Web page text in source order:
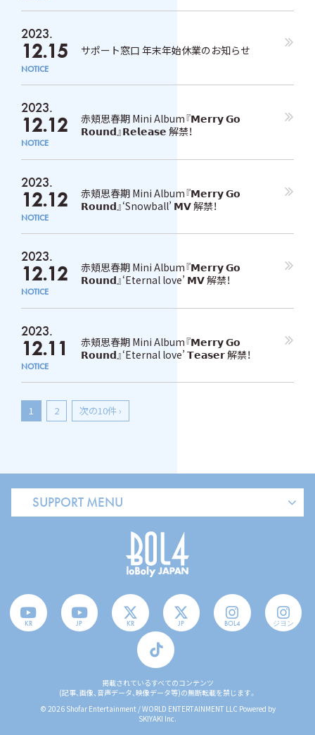
2023.
12.15
NOTICE
サポート窓口 年末年始休業のお知らせ
2023.
12.12
NOTICE
赤頬思春期 Mini Album『𝗠𝗲𝗿𝗿𝘆 𝗚𝗼
𝗥𝗼𝘂𝗻𝗱』𝗥𝗲𝗹𝗲𝗮𝘀𝗲 解禁！
2023.
12.12
NOTICE
赤頬思春期 Mini Album『𝗠𝗲𝗿𝗿𝘆 𝗚𝗼
𝗥𝗼𝘂𝗻𝗱』‘Snowball’ 𝗠𝗩 解禁！
2023.
12.12
NOTICE
赤頬思春期 Mini Album『𝗠𝗲𝗿𝗿𝘆 𝗚𝗼
𝗥𝗼𝘂𝗻𝗱』‘Eternal love’ 𝗠𝗩 解禁！
2023.
12.11
NOTICE
赤頬思春期 Mini Album『𝗠𝗲𝗿𝗿𝘆 𝗚𝗼
𝗥𝗼𝘂𝗻𝗱』‘Eternal love’ 𝗧𝗲𝗮𝘀𝗲𝗿 解禁！
1 2 次の10件 ›
SUPPORT MENU
KR JP KR JP BOL4 ジヨン
掲載されているすべてのコンテンツ
(記事、画像、音声データ、映像データ等)の無断転載を禁じます。
© 2026 Shofar Entertainment / WORLD ENTERTAINMENT LLC Powered by
SKIYAKI Inc.